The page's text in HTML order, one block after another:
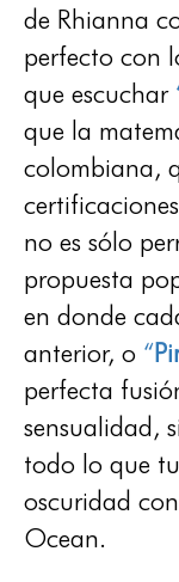
de Rhianna
perfecto con
que escuchar
que la
colombiana,
no es sólo
propuesta
en donde
anterior, o “
perfecta
sensualidad,
todo lo que
oscuridad
Ocean.